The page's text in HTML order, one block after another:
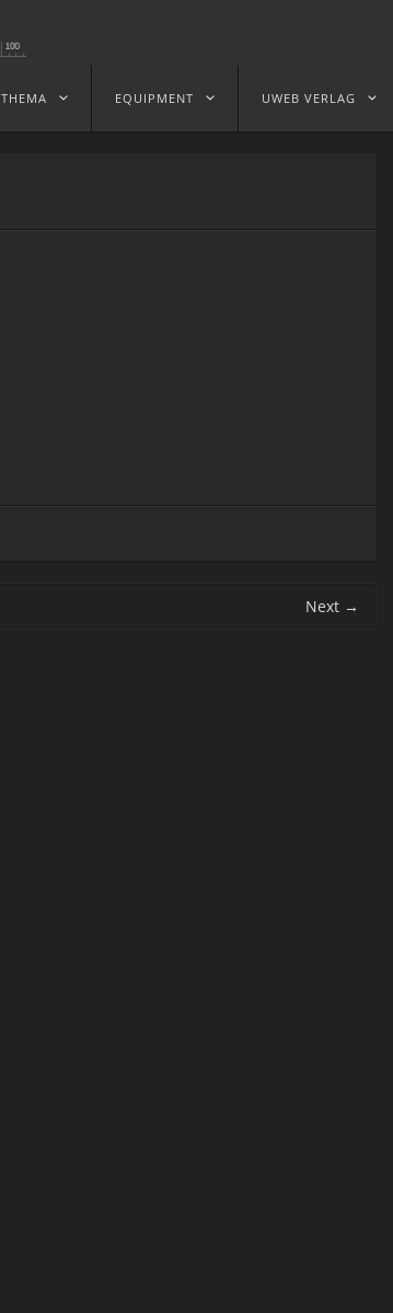
THEMA EQUIPMENT UWEB VERLAG
Next →